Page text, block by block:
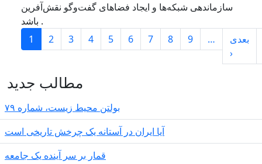
سازماندهی شبکه‌ها و ایجاد فضاهای گفت‌وگو نقش‌آفرین
باشد .
Paginación
1 2 3 4 5 6 7 8 9 …
بعدی
›
مطالب جدید
بولتن محیط زیست، شماره ۷۹
آیا ایران در آستانه یک چرخش تاریخی است
قمار بر سر آینده یک جامعه